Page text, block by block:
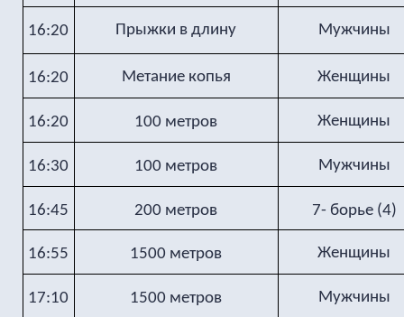
16:20 Прыжки в длину Мужчины
16:20 Метание копья Женщины
16:20 100 метров Женщины
16:30 100 метров Мужчины
16:45 200 метров 7- борье (4)
16:55 1500 метров Женщины
17:10 1500 метров Мужчины